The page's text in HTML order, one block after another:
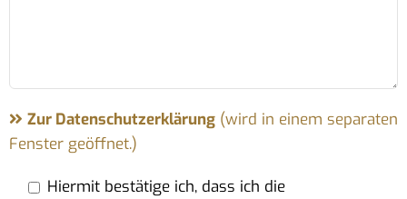
Zur Datenschutzerklärung(wird in einem separaten
Fenster geöffnet.)
Hiermit bestätige ich, dass ich die